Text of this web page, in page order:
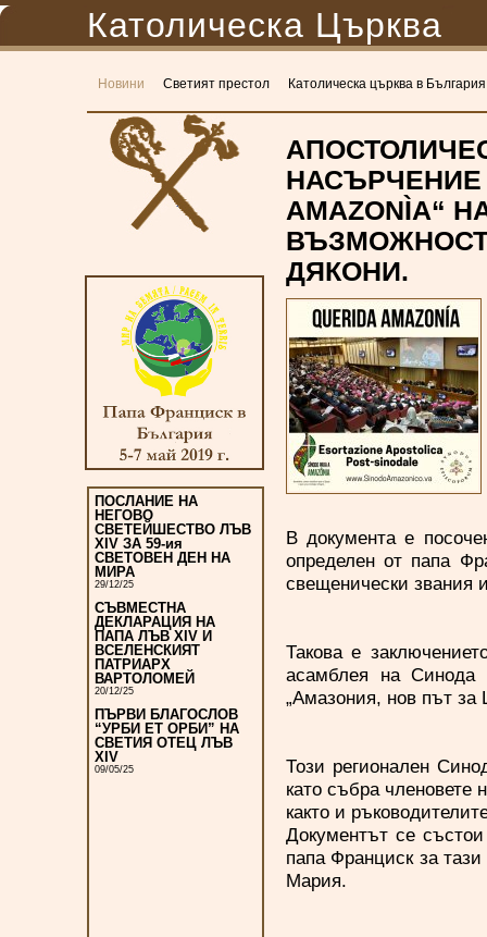
Католическа Църква
Новини Светият престол Католическа църква в България
ПОСЛАНИЕ НА
НЕГОВО
СВЕТЕЙШЕСТВО ЛЪВ
XIV ЗА 59-ия
СВЕТОВЕН ДЕН НА
МИРА
29/12/25
СЪВМЕСТНА
ДЕКЛАРАЦИЯ НА
ПАПА ЛЪВ XIV И
ВСЕЛЕНСКИЯТ
ПАТРИАРХ
ВАРТОЛОМЕЙ
20/12/25
ПЪРВИ БЛАГОСЛОВ
“УРБИ ЕТ ОРБИ” НА
СВЕТИЯ ОТЕЦ ЛЪВ
XIV
09/05/25
НАСЪРЧЕНИЕ
AMAZONÌA“
ДЯКОНИ.
В документа е
определен от папа
свещенически звания
Такова е
асамблея на Синода
„Амазония, нов път за
Този регионален
като събра членовете
както и
Документът се
папа Франциск за
Мария.